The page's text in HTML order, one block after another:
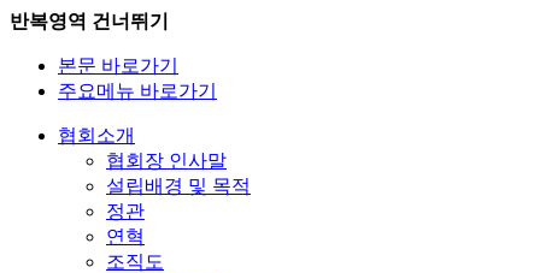
반복영역 건너뛰기
본문 바로가기
주요메뉴 바로가기
협회소개
협회장 인사말
설립배경 및 목적
정관
연혁
조직도